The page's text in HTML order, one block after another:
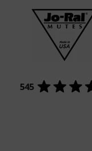
545